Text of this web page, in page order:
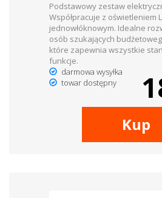
Podstawowy zestaw
Współpracuje z oświetleniem
jednowłóknowym. Idealne
osób szukających
które zapewnia wszystkie
funkcje.
darmowa wysyłka
towar dostępny
Kup